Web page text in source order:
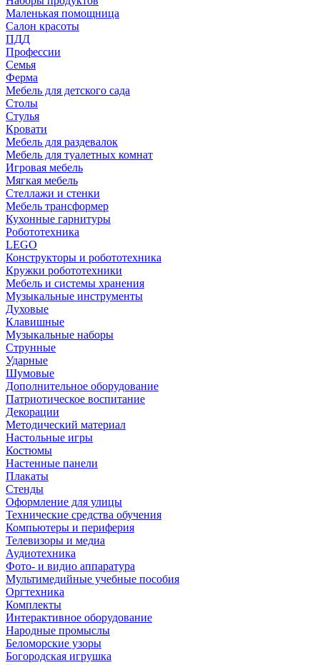
Маленькая помощница
Салон красоты
ПДД
Профессии
Семья
Ферма
Мебель для детского сада
Столы
Cтулья
Кровати
Мебель для раздевалок
Мебель для туалетных комнат
Игровая мебель
Мягкая мебель
Стеллажи и стенки
Мебель трансформер
Кухонные гарнитуры
Робототехника
LEGO
Конструкторы и робототехника
Кружки робототехники
Мебель и системы хранения
Музыкальные инструменты
Духовые
Клавишные
Музыкальные наборы
Струнные
Ударные
Шумовые
Дополнительное оборудование
Патриотическое воспитание
Декорации
Методический материал
Настольные игры
Костюмы
Настенные панели
Плакаты
Стенды
Оформление для улицы
Технические средства обучения
Компьютеры и периферия
Телевизоры и медиа
Аудиотехника
Фото- и видио аппаратура
Мультимедийные учебные пособия
Оргтехника
Комплекты
Интерактивное оборудование
Народные промыслы
Беломорские узоры
Богородская игрушка